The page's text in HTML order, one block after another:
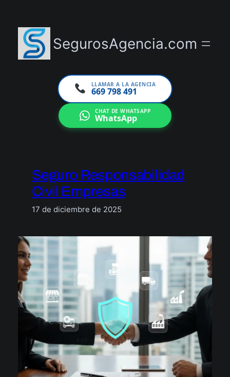
contenido
SegurosAgencia.com
LLAMAR A LA AGENCIA
669 798 491
CHAT DE WHATSAPP
WhatsApp
Seguro Responsabilidad
Civil Empresas
17 de diciembre de 2025